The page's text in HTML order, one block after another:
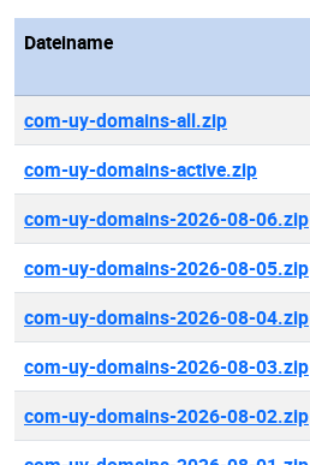
Dateiname
com-uy-domains-all.zip
com-uy-domains-active.zip
com-uy-domains-2026-08-06.zip
com-uy-domains-2026-08-05.zip
com-uy-domains-2026-08-04.zip
com-uy-domains-2026-08-03.zip
com-uy-domains-2026-08-02.zip